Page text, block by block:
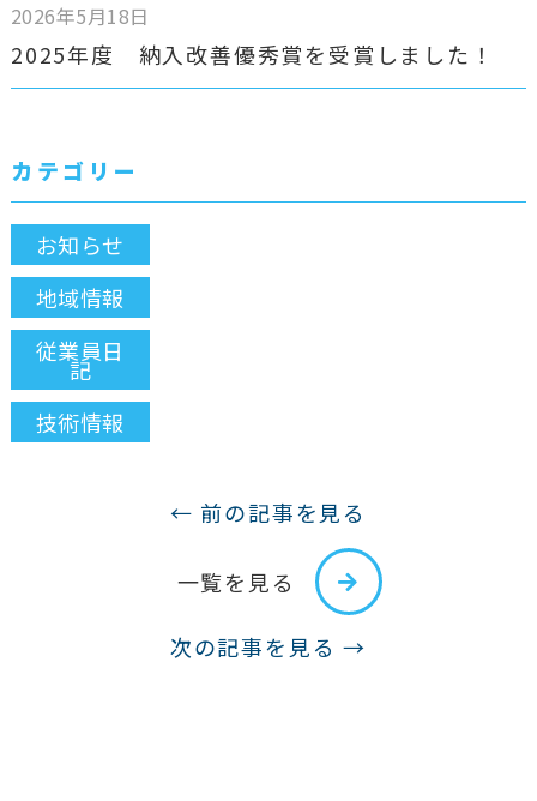
2025年度 納入改善優秀賞を受賞しました！
2026年5月18日
カテゴリー
お知らせ
地域情報
従業員日
記
技術情報
← 前の記事を見る
一覧を見る
次の記事を見る →